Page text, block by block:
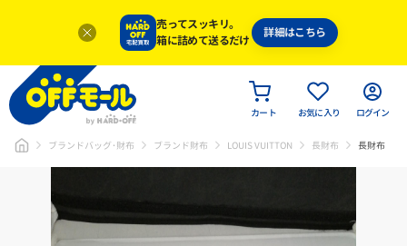
売ってスッキリ。
箱に詰めて送るだけ
詳細はこちら
カート お気に入り ログイン
ブランドバッグ･財布 ブランド財布 LOUIS VUITTON 長財布 長財布